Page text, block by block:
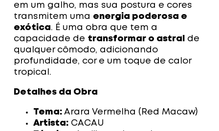
em um galho, mas sua postura e cores
transmitem uma energia poderosa e
exótica. É uma obra que tem a
capacidade de transformar o astral
de
qualquer cômodo, adicionando
profundidade, cor e um toque de calor
tropical.
Detalhes da Obra
Tema: Arara Vermelha (Red Macaw)
Artista: CACAU